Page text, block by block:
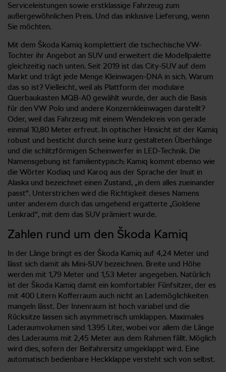
Serviceleistungen sowie erstklassige Fahrzeug zum
außergewöhnlichen Preis. Und das inklusive Lieferung, wenn
Sie möchten.
Mit dem Škoda Kamiq komplettiert die tschechische VW-
Tochter ihr Angebot an SUV und erweitert die Modellpalette
gleichzeitig nach unten. Seit 2019 ist das City-SUV auf dem
Markt und trägt jede Menge Kleinwagen-DNA in sich. Warum
das so ist? Vielleicht, weil als Plattform der modulare
Querbaukasten MQB-A0 gewählt wurde, der auch die Basis
für den VW Polo und andere Konzernkleinwagen darstellt?
Oder, weil das Fahrzeug mit einem Wendekreis von gerade
einmal 10,80 Meter erfreut. In optischer Hinsicht ist der Kamiq
robust und besticht durch seine kurz gestalteten Überhänge
und die schlitzförmigen Scheinwerfer in LED-Technik. Die
Namensgebung ist familientypisch: Kamiq kommt ebenso wie
die Wörter Kodiaq und Karoq aus der Sprache der Inuit in
Alaska und bezeichnet einen Zustand, „in dem alles zueinander
passt“. Unterstrichen wird die Richtigkeit dieses Namens
unter anderem durch das umgehend ergatterte „Goldene
Lenkrad“, mit dem das SUV prämiert wurde.
Zahlen rund um den Škoda Kamiq
In der Länge bringt es der Škoda Kamiq auf 4,24 Meter und
lässt sich damit als Mini-SUV bezeichnen. Breite und Höhe
werden mit 1,79 Meter und 1,53 Meter angegeben. Natürlich
ist der Škoda Kamiq damit ein komfortabler Fünfsitzer, der es
mit 400 Litern Kofferraum auch nicht an Lademöglichkeiten
mangeln lässt. Der Innenraum ist hoch variabel und die
Rücksitze lassen sich asymmetrisch umklappen. Maximales
Laderaumvolumen sind 1.395 Liter, wobei vor allem die Länge
des Laderaums mit 2,45 Meter aus dem Rahmen fällt. Möglich
wird dies, sofern der Beifahrersitz umgeklappt wird. Eine
automatisch bedienbare Heckklappe versteht sich von selbst.